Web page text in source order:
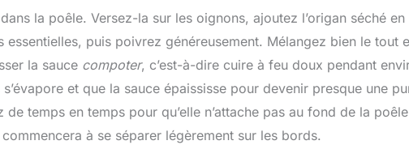
la poêle. Versez-la sur les oignons, ajoutez l’origan séché en
puis poivrez généreusement. Mélangez bien le tout
la sauce compoter, c’est-à-dire cuire à feu doux pendant
et que la sauce épaississe pour devenir presque une
temps en temps pour qu’elle n’attache pas au fond de la
à se séparer légèrement sur les bords.